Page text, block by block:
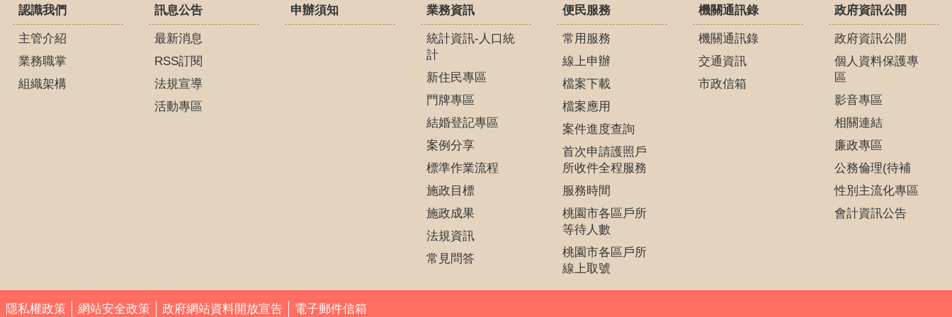
認識我們
主管介紹
業務職掌
組織架構
訊息公告
最新消息
RSS訂閱
法規宣導
活動專區
申辦須知 業務資訊
統計資訊-人口統
計
新住民專區
門牌專區
結婚登記專區
案例分享
標準作業流程
施政目標
施政成果
法規資訊
常見問答
便民服務
常用服務
線上申辦
檔案下載
檔案應用
案件進度查詢
首次申請護照戶
所收件全程服務
服務時間
桃園市各區戶所
等待人數
桃園市各區戶所
線上取號
機關通訊錄
機關通訊錄
交通資訊
市政信箱
政府資訊公開
政府資訊公開
個人資料保護專
區
影音專區
相關連結
廉政專區
公務倫理(待補
性別主流化專區
會計資訊公告
隱私權政策 網站安全政策 政府網站資料開放宣告 電子郵件信箱